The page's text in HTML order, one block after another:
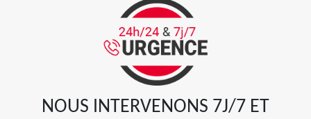
NOUS INTERVENONS 7J/7 ET